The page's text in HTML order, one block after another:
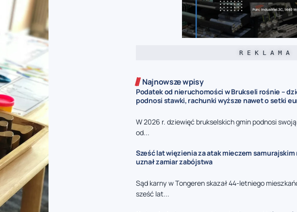
R E K L A M A
Najnowsze wpisy
Podatek od nieruchomości w Brukseli rośnie –
podnosi stawki, rachunki wyższe nawet o setki
W 2026 r. dziewięć brukselskich gmin podnosi
od...
Sześć lat więzienia za atak mieczem samurajskim
uznał zamiar zabójstwa
Sąd karny w Tongeren skazał 44-letniego
sześć lat...